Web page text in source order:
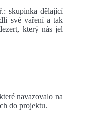
skupinka dělající
své vaření a tak
který nás jel
navazovalo na
do projektu.